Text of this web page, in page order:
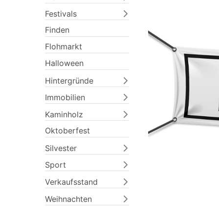
Festivals
Finden
Flohmarkt
Halloween
Hintergründe
Immobilien
Kaminholz
Oktoberfest
Silvester
Sport
Verkaufsstand
Weihnachten
Previous